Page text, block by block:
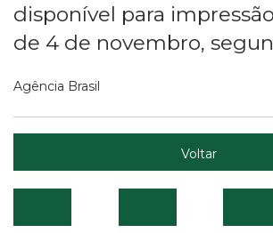
disponível para
de 4 de novembro,
Agência Brasil
Voltar